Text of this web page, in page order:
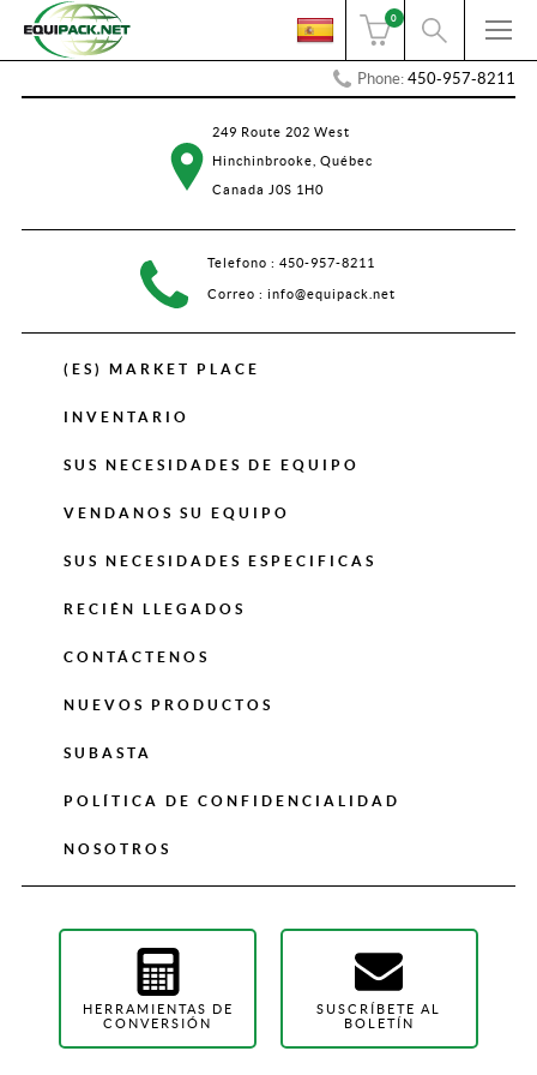
0
Phone:450-957-8211
249 Route 202 West
Hinchinbrooke, Québec
Canada J0S 1H0
Telefono : 450-957-8211
Correo : info@equipack.net
(ES) MARKET PLACE
INVENTARIO
SUS NECESIDADES DE EQUIPO
VENDANOS SU EQUIPO
SUS NECESIDADES ESPECIFICAS
RECIÉN LLEGADOS
CONTÁCTENOS
NUEVOS PRODUCTOS
SUBASTA
POLÍTICA DE CONFIDENCIALIDAD
NOSOTROS
HERRAMIENTAS DE
CONVERSIÓN
SUSCRÍBETE AL
BOLETÍN